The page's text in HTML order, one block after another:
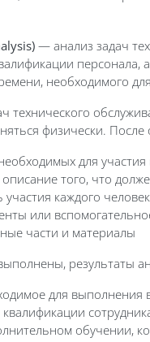
— анализ задач
необходимого
технического
физически.
для участия
того, что
каждого
или
части и материалы
результаты
для выполнения
обучении,